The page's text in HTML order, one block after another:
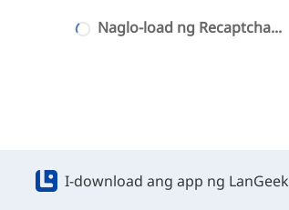
Naglo-load ng Recaptcha...
I-download ang app ng LanGeek